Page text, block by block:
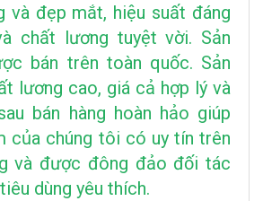
và đẹp mắt, hiệu suất đáng
chất lương tuyệt vời. Sản
bán trên toàn quốc. Sản
lương cao, giá cả hợp lý và
bán hàng hoàn hảo giúp
của chúng tôi có uy tín trên
và được đông đảo đối tác
dùng yêu thích.